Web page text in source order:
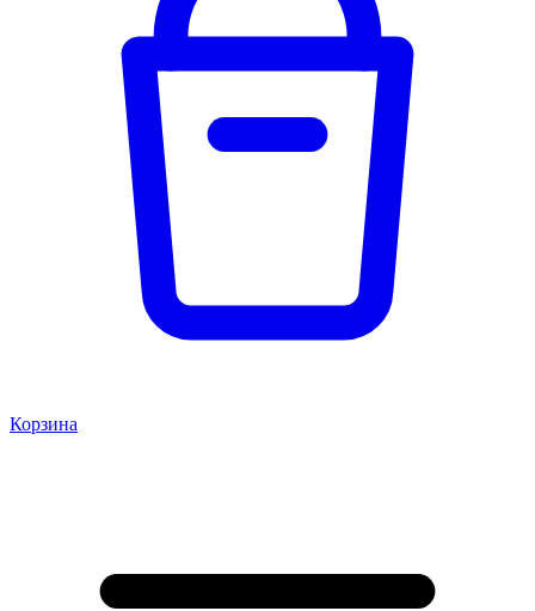
Корзина